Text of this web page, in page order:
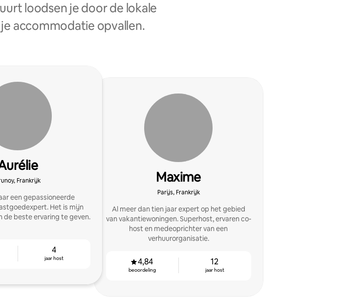
loodsen je door de lokale
accommodatie opvallen.
Frankrijk
een gepassioneerde
Het is mijn
de beste ervaring te geven.
4
jaar host
Maxime
Parijs, Frankrijk
Al meer dan tien jaar expert op het gebied
van vakantiewoningen. Superhost, ervaren co-
host en medeoprichter van een
verhuurorganisatie.
4,84
beoordeling
12
jaar host